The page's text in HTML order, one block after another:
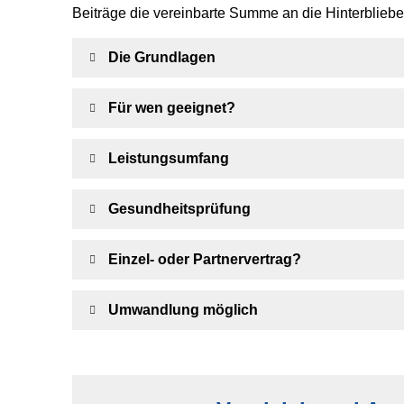
Beiträge die vereinbarte Summe an die
Die Grundlagen
Für wen geeignet?
Leistungsumfang
Gesundheitsprüfung
Einzel- oder Partnervertrag?
Umwandlung möglich